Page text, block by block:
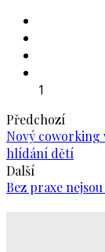
1
Předchozí
Nový coworking
hlídání dětí
Další
Bez praxe